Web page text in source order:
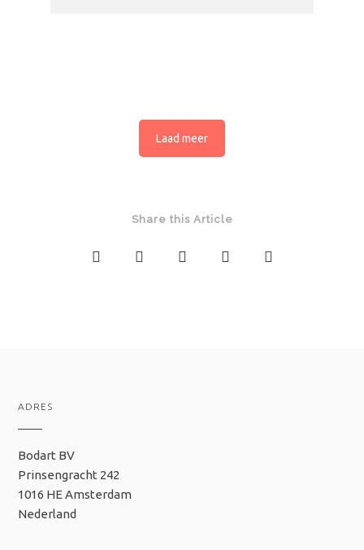
Laad meer
Share this Article
ADRES
Bodart BV
Prinsengracht 242
1016 HE Amsterdam
Nederland